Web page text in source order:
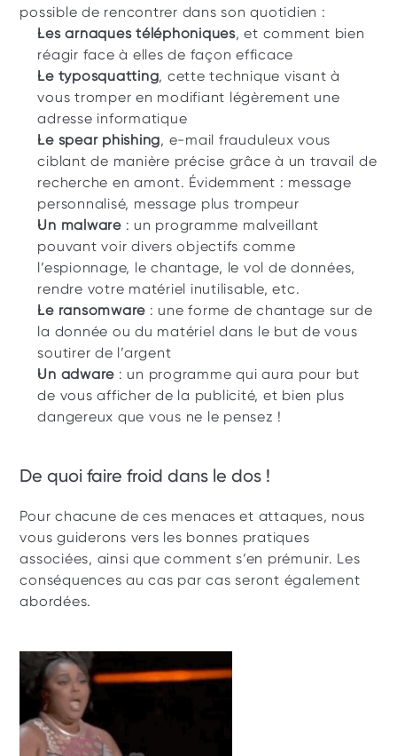
possible de rencontrer dans son quotidien :
Les arnaques téléphoniques, et comment bien
réagir face à elles de façon efficace
Le typosquatting, cette technique visant à
vous tromper en modifiant légèrement une
adresse informatique
Le spear phishing, e-mail frauduleux vous
ciblant de manière précise grâce à un travail de
recherche en amont. Évidemment : message
personnalisé, message plus trompeur
Un malware : un programme malveillant
pouvant voir divers objectifs comme
l’espionnage, le chantage, le vol de données,
rendre votre matériel inutilisable, etc.
Le ransomware : une forme de chantage sur de
la donnée ou du matériel dans le but de vous
soutirer de l’argent
Un adware : un programme qui aura pour but
de vous afficher de la publicité, et bien plus
dangereux que vous ne le pensez !
De quoi faire froid dans le dos !
Pour chacune de ces menaces et attaques, nous
vous guiderons vers les bonnes pratiques
associées, ainsi que comment s’en prémunir. Les
conséquences au cas par cas seront également
abordées.